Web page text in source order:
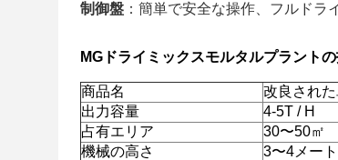
制御盤 ：簡単で安全な操作、フルドラ
MGドライミックスモルタルプラント
商品名
改良され
出力容量
4-5T / H
占有エリア
30〜50㎡
機械の高さ
3〜4メー